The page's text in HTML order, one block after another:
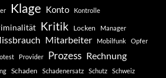
Klage Konto Kontrolle
Kritik Locken Manager
Mitarbeiter Mobilfunk Opfer
Provider Prozess Rechnung
Schaden Schadenersatz Schutz Schweiz